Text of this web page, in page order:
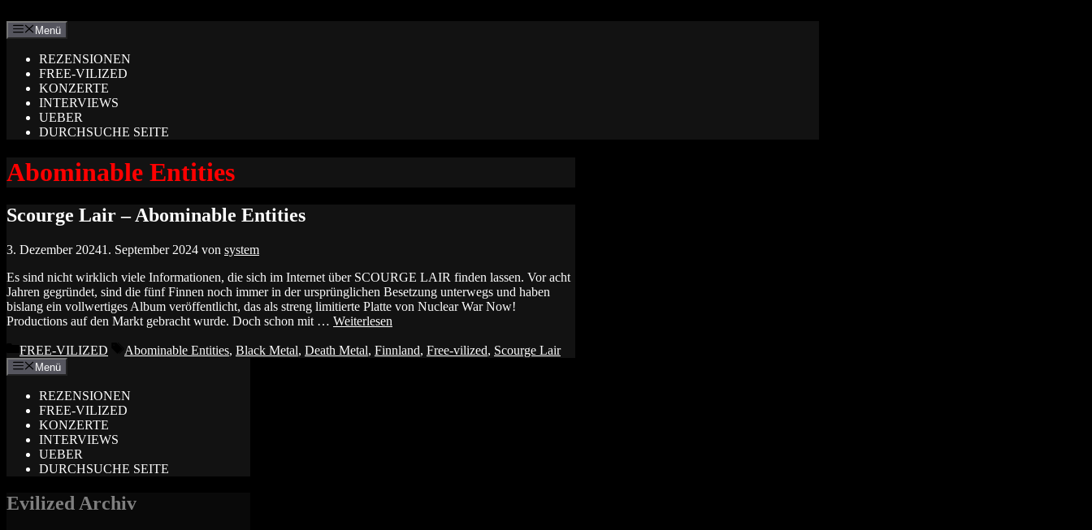
Inhalt
springen
Menü
REZENSIONEN
FREE-VILIZED
KONZERTE
INTERVIEWS
UEBER
DURCHSUCHE SEITE
Abominable Entities
Scourge Lair – Abominable Entities
3. Dezember 20241. September 2024 von system
Es sind nicht wirklich viele Informationen, die sich im Internet über SCOURGE LAIR finden lassen. Vor acht
Jahren gegründet, sind die fünf Finnen noch immer in der ursprünglichen Besetzung unterwegs und haben
bislang ein vollwertiges Album veröffentlicht, das als streng limitierte Platte von Nuclear War Now!
Productions auf den Markt gebracht wurde. Doch schon mit … Weiterlesen
Kategorien
FREE-VILIZED Schlagwörter
Abominable Entities, Black Metal, Death Metal, Finnland, Free-vilized, Scourge Lair
Menü
REZENSIONEN
FREE-VILIZED
KONZERTE
INTERVIEWS
UEBER
DURCHSUCHE SEITE
Evilized Archiv